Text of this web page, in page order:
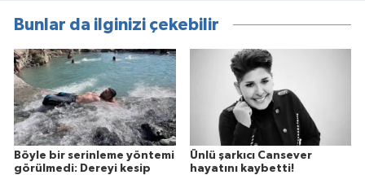
Bunlar da ilginizi çekebilir
Böyle bir serinleme yöntemi
görülmedi: Dereyi kesip
Ünlü şarkıcı Cansever
hayatını kaybetti!